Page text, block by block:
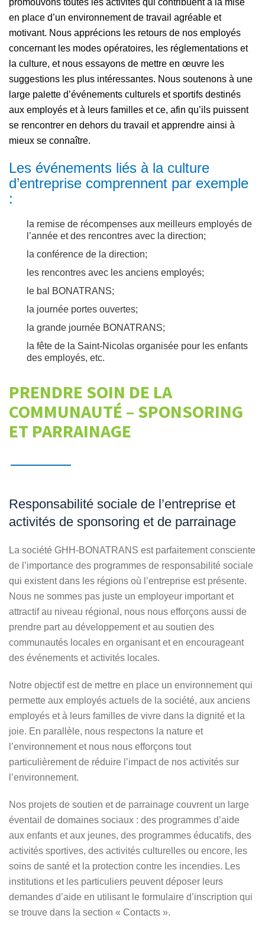
promouvons toutes les activités qui contribuent à la mise
en place d’un environnement de travail agréable et
motivant. Nous apprécions les retours de nos employés
concernant les modes opératoires, les réglementations et
la culture, et nous essayons de mettre en œuvre les
suggestions les plus intéressantes. Nous soutenons à une
large palette d’événements culturels et sportifs destinés
aux employés et à leurs familles et ce, afin qu’ils puissent
se rencontrer en dehors du travail et apprendre ainsi à
mieux se connaître.
Les événements liés à la culture
d’entreprise comprennent par exemple
:
la remise de récompenses aux meilleurs employés de
l’année et des rencontres avec la direction;
la conférence de la direction;
les rencontres avec les anciens employés;
le bal BONATRANS;
la journée portes ouvertes;
la grande journée BONATRANS;
la fête de la Saint-Nicolas organisée pour les enfants
des employés, etc.
PRENDRE SOIN DE LA
COMMUNAUTÉ – SPONSORING
ET PARRAINAGE
Responsabilité sociale de l’entreprise et
activités de sponsoring et de parrainage
La société GHH-BONATRANS est parfaitement consciente
de l’importance des programmes de responsabilité sociale
qui existent dans les régions où l’entreprise est présente.
Nous ne sommes pas juste un employeur important et
attractif au niveau régional, nous nous efforçons aussi de
prendre part au développement et au soutien des
communautés locales en organisant et en encourageant
des événements et activités locales.
Notre objectif est de mettre en place un environnement qui
permette aux employés actuels de la société, aux anciens
employés et à leurs familles de vivre dans la dignité et la
joie. En parallèle, nous respectons la nature et
l’environnement et nous nous efforçons tout
particulièrement de réduire l’impact de nos activités sur
l’environnement.
Nos projets de soutien et de parrainage couvrent un large
éventail de domaines sociaux : des programmes d’aide
aux enfants et aux jeunes, des programmes éducatifs, des
activités sportives, des activités culturelles ou encore, les
soins de santé et la protection contre les incendies. Les
institutions et les particuliers peuvent déposer leurs
demandes d’aide en utilisant le formulaire d’inscription qui
se trouve dans la section « Contacts ».